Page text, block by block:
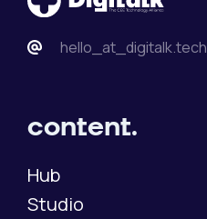
hello_at_digitalk.tech
content.
Hub
Studio